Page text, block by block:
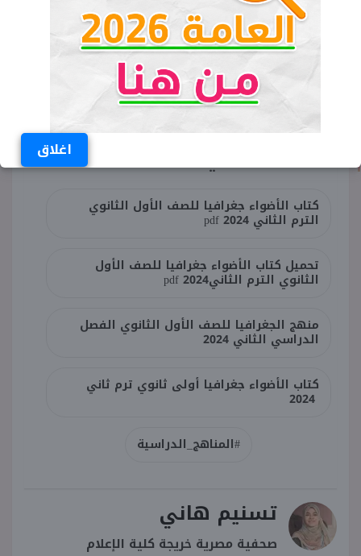
اغلاق الكلمات المفتاحية
كتاب الأضواء جغرافيا للصف الأول الثانوي
الترم الثاني pdf 2024
تحميل كتاب الأضواء جغرافيا للصف الأول
الثانوي الترم الثانيpdf 2024
منهج الجغرافيا للصف الأول الثانوي الفصل
الدراسي الثاني 2024
كتاب الأضواء جغرافيا أولى ثانوي ترم ثاني
#المناهج_الدراسية
تسنيم هاني
صحفية مصرية خريجة كلية الإعلام